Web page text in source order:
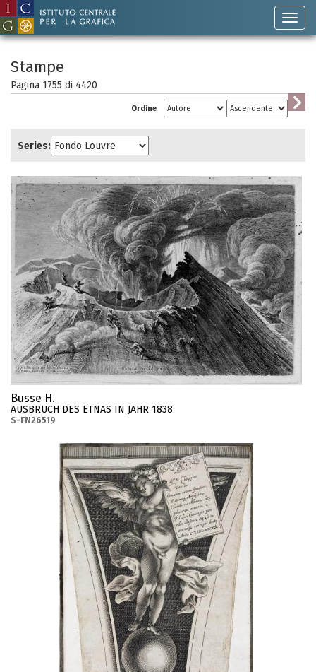
Stampe
Pagina 1755 di 4420
Ordine
Series:
Busse H.
AUSBRUCH DES ETNAS IN JAHR 1838
S-FN26519